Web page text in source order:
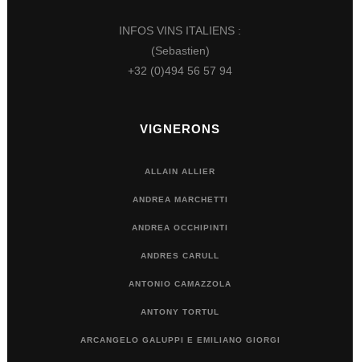
INFOS VINS ITALIENS :
(Sebastien)
+32 (0)494 56 57 94
VIGNERONS
ALLAIN ALLIER
ANDREA MARCHETTI
ANDREA OCCHIPINTI
ANDRES CARULL
ANTONIO CAMAZZOLA
ANTONY TORTUL
ARCANGELO GALUPPI E EMILIANO GIORGI